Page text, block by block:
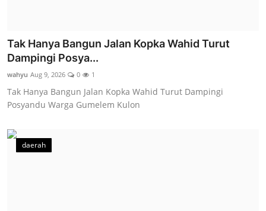
Tak Hanya Bangun Jalan Kopka Wahid Turut
Dampingi Posya...
wahyu Aug 9, 2026 0 1
Tak Hanya Bangun Jalan Kopka Wahid Turut Dampingi
Posyandu Warga Gumelem Kulon
daerah